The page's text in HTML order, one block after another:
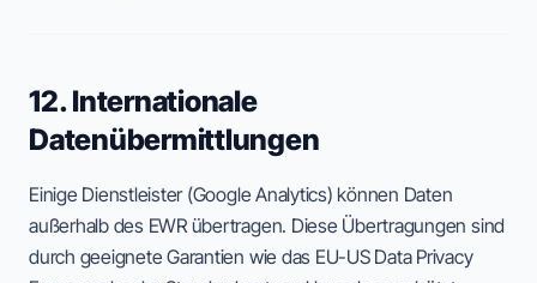
12. Internationale
Datenübermittlungen
Einige Dienstleister (Google Analytics) können Daten
außerhalb des EWR übertragen. Diese Übertragungen sind
durch geeignete Garantien wie das EU-US Data Privacy